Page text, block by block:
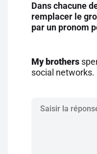
Pour profiter
Dans chacune
remplacer le
par un pronom
My brothers
social networks.